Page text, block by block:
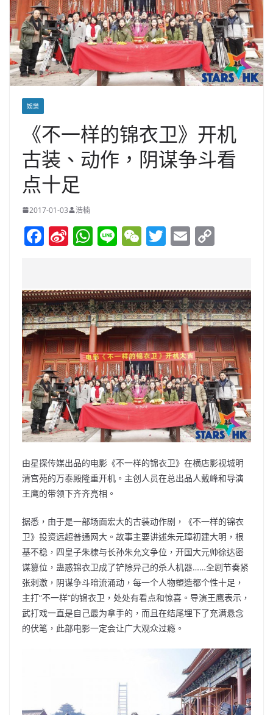
娛樂
《不一样的锦衣卫》开机
古装、动作，阴谋争斗看
点十足
2017-01-03 浩楠
F
e
b
o
o
k
Si
W
ei
b
o
W
s
A
p
p
Li W
h
at
T
er
E
l y
Li
n
k
由星探传媒出品的电影《不一样的锦衣卫》在横店影视城明
清宫苑的万泰殿隆重开机。主创人员在总出品人戴峰和导演
王鹰的带领下齐齐亮相。
据悉，由于是一部场面宏大的古装动作剧，《不一样的锦衣
卫》投资远超普通网大。故事主要讲述朱元璋初建大明，根
基不稳，四皇子朱棣与长孙朱允文争位，开国大元帅徐达密
谋篡位，蛊惑锦衣卫成了铲除异己的杀人机器……全剧节奏紧
张刺激，阴谋争斗暗流涌动，每一个人物塑造都个性十足，
主打“不一样”的锦衣卫，处处有看点和惊喜。导演王鹰表示，
武打戏一直是自己最为拿手的，而且在结尾埋下了充满悬念
的伏笔，此部电影一定会让广大观众过瘾。